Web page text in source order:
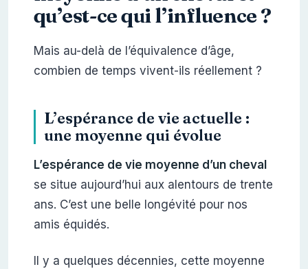
qu’est-ce qui l’influence ?
Mais au-delà de l’équivalence d’âge,
combien de temps vivent-ils réellement ?
L’espérance de vie actuelle :
une moyenne qui évolue
L’espérance de vie moyenne d’un cheval
se situe aujourd’hui aux alentours de trente
ans. C’est une belle longévité pour nos
amis équidés.
Il y a quelques décennies, cette moyenne